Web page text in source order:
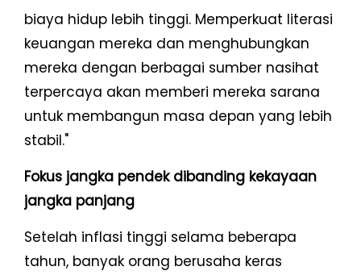
biaya hidup lebih tinggi. Memperkuat literasi
keuangan mereka dan menghubungkan
mereka dengan berbagai sumber nasihat
terpercaya akan memberi mereka sarana
untuk membangun masa depan yang lebih
stabil."
Fokus jangka pendek dibanding kekayaan
jangka panjang
Setelah inflasi tinggi selama beberapa
tahun, banyak orang berusaha keras